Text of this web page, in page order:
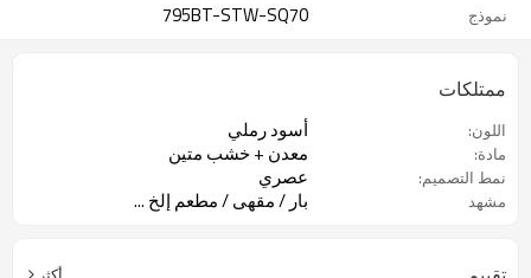
نموذج 795BT-STW-SQ70
ممتلكات
اللون: أسود رملي
مادة: معدن + خشب متين
نمط التصميم: عصري
مشهد بار / مقهى / مطعم إلخ ...